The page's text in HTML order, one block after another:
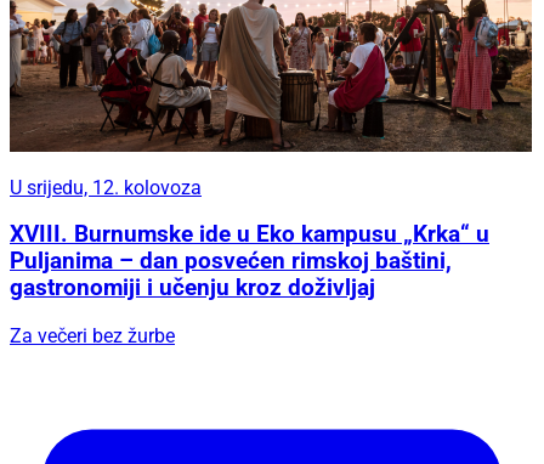
U srijedu, 12. kolovoza
XVIII. Burnumske ide u Eko kampusu „Krka“ u
Puljanima – dan posvećen rimskoj baštini,
gastronomiji i učenju kroz doživljaj
Za večeri bez žurbe